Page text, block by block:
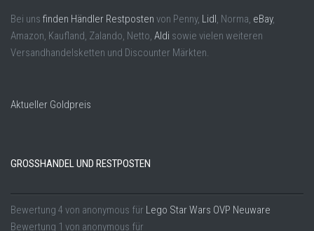
Bei uns finden Händler Restposten von Penny, Lidl, Norma, eBay,
Amazon, Kaufland, Zalando, Netto, Aldi sowie vielen weiteren
Versandhandelsketten und Discounter Märkten.
Aktueller Goldpreis
GROSSHANDEL UND RESTPOSTEN
Bewertung 4 von anonymous für Lego Star Wars OVP Neuware
Bewertung 1 von anonymous für